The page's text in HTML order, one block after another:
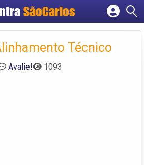
SãoCarlos
Cadastrar empresa
Criar conta
Técnico
Avalie! 1093